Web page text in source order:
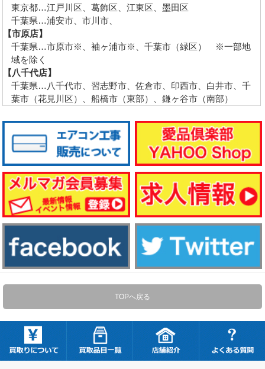
東京都…江戸川区、葛飾区、江東区、墨田区
千葉県…浦安市、市川市、
【市原店】
千葉県…市原市※、袖ヶ浦市※、千葉市（緑区） ※一部地
域を除く
【八千代店】
千葉県…八千代市、習志野市、佐倉市、印西市、白井市、千
葉市（花見川区）、船橋市（東部）、鎌ヶ谷市（南部）
TOPへ戻る